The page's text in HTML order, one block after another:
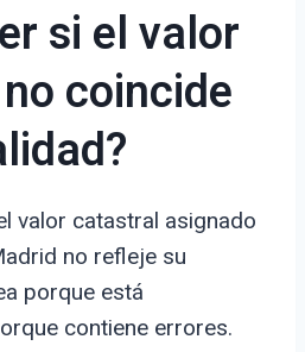
si el valor
coincide
valor catastral asignado
no refleje su
porque está
contiene errores.